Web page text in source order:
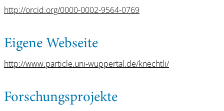
http://orcid.org/0000-0002-9564-0769
Eigene Webseite
http://www.particle.uni-wuppertal.de/knechtli/
Forschungsprojekte